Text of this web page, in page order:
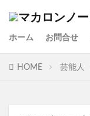
ホーム お問合せ
HOME 芸能人